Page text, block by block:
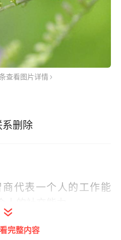
查看图片详情
删除
代表一个人的工作能
人的情商，情商高者玩
完整内容